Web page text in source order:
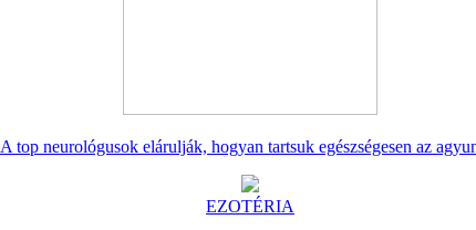
A top neurológusok elárulják, hogyan tartsuk egészségesen az
EZOTÉRIA